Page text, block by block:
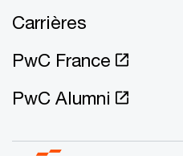
Carrières
PwC France
PwC Alumni